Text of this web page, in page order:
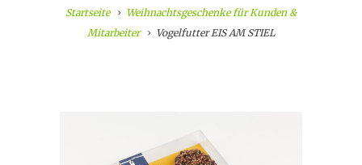
Startseite
Weihnachtsgeschenke für Kunden &
Mitarbeiter
Vogelfutter EIS AM STIEL